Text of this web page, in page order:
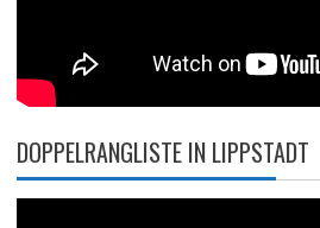
DOPPELRANGLISTE IN LIPPSTADT